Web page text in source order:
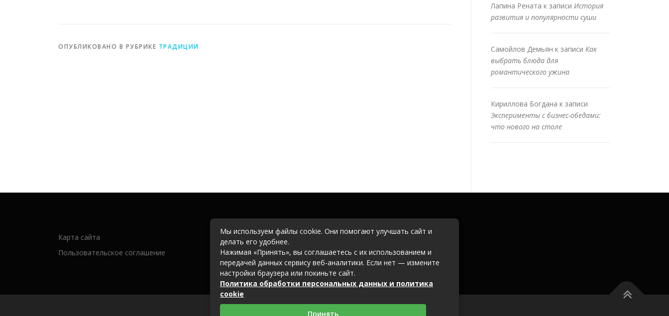
ОПУБЛИКОВАНО В РУБРИКЕ ТРАДИЦИИ
Лапина Рената к записи История
развития и популярности суши
Самойлов Демьян к записи Как
выбрать блюда для
романтического ужина
Кириллова Богдана к записи
Эксперименты с бизнес-обедами:
что нового на столе
Карта сайта
Пользовательское соглашение
Мы используем файлы cookie. Они помогают улучшать сайт и
делать его удобнее.
Нажимая «Принять», вы соглашаетесь с их использованием и
передачей данных сервису веб-аналитики. Если нет — измените
настройки браузера или покиньте сайт.
Политика обработки персональных данных и политика
cookie
Принять